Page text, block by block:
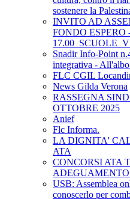
sostenere la
INVITO AD
FONDO ESPERO
Snadir Info-Point
integrativa -
FLC CGIL
News Gilda Verona
RASSEGNA
OTTOBRE 2025
Anief
Flc Informa.
LA DIGNITA'
ATA
CONCORSI ATA
USB: Assemblea
conoscerlo per